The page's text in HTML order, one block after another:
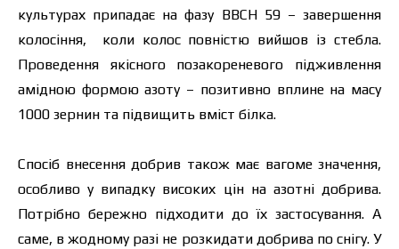
культурах припадає на фазу ВВСН 59 – завершення
колосіння, коли колос повністю вийшов із стебла.
Проведення якісного позакореневого підживлення
амідною формою азоту – позитивно вплине на масу
1000 зернин та підвищить вміст білка.
Спосіб внесення добрив також має вагоме значення,
особливо у випадку високих цін на азотні добрива.
Потрібно бережно підходити до їх застосування. А
саме, в жодному разі не розкидати добрива по снігу. У